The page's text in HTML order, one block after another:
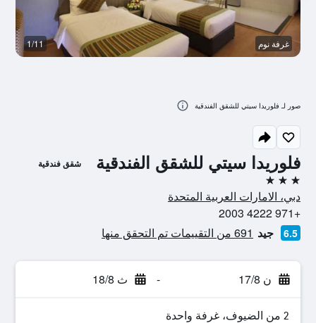
فلوريدا سيتي للشقق الفندقية شقق فندقية
3 نجوم
دبي، الامارات العربية المتحدة
+971 4222 2003
6.5 جيد 691 من التقييمات تم التحقق منها
ن 17/8 - ث 18/8
2 من الضيوف، غرفة واحدة
غرفة نوم 1/11
صور لـ فلوريدا سيتي للشقق الفندقية